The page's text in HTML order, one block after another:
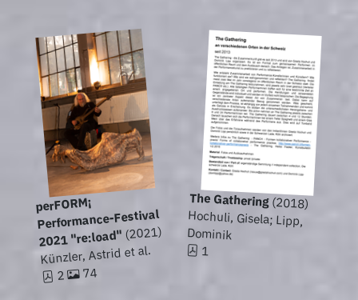
perFORM¡
Performance-Festival
2021 "re:load"(2021)
Künzler, Astrid et al.
2 74
The Gathering(2018)
Hochuli, Gisela; Lipp,
Dominik
1